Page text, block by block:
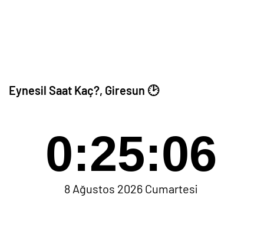
Eynesil Saat Kaç?, Giresun 🕑
0:25:06
8 Ağustos 2026 Cumartesi